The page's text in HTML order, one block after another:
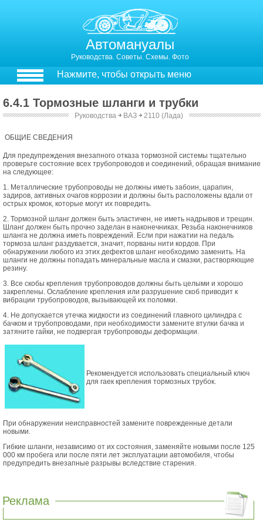
Автомануалы
Руководства. Советы. Схемы. Фото
Нажмите, чтобы открыть меню
6.4.1 Тормозные шланги и трубки
Руководства ￫ ВАЗ ￫ 2110 (Лада)
ОБЩИЕ СВЕДЕНИЯ
Для предупреждения внезапного отказа тормозной сиcтемы тщательно
проверьте состояние всех трубопроводов и соединений, обращая внимание
на следующее:
1. Металлические трубопроводы не должны иметь забоин, царапин,
задиров, активных очагов коррозии и должны быть расположены вдали от
острых кромок, которые могут их повредить.
2. Тормозной шланг должен быть эластичен, не иметь надрывов и трещин.
Шланг должен быть прочно заделан в наконечниках. Резьба наконечников
шланга не должна иметь повреждений. Если при нажатии на педаль
тормоза шланг раздувается, значит, порваны нити кордов. При
обнаружении любого из этих дефектов шланг необходимо заменить. На
шланги не должны попадать минеральные масла и смазки, растворяющие
резину.
3. Все скобы крепления трубопроводов должны быть целыми и хорошо
закреплены. Ослабление крепления или разрушение скоб приводит к
вибрации трубопроводов, вызывающей их поломки.
4. Не допускается утечка жидкости из соединений главного цилиндра с
бачком и трубопроводами, при необходимости замените втулки бачка и
затяните гайки, не подвергая трубопроводы деформации.
Рекомендуется использовать специальный ключ
для гаек крепления тормозных трубок.
При обнаружении неисправностей замените поврежденные детали
новыми.
Гибкие шланги, независимо от их состояния, заменяйте новыми после 125
000 км пробега или после пяти лет эксплуатации автомобиля, чтобы
предупредить внезапные разрывы вследствие старения.
Реклама